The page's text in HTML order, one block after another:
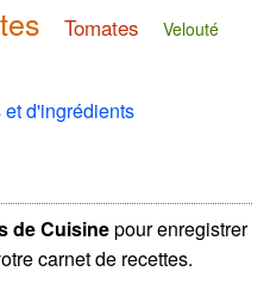
Tomates Velouté
d'ingrédients
de Cuisinepour enregistrer
carnet de recettes.